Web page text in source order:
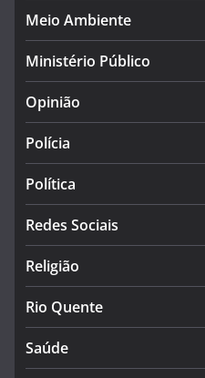
Meio Ambiente
Ministério Público
Opinião
Polícia
Política
Redes Sociais
Religião
Rio Quente
Saúde